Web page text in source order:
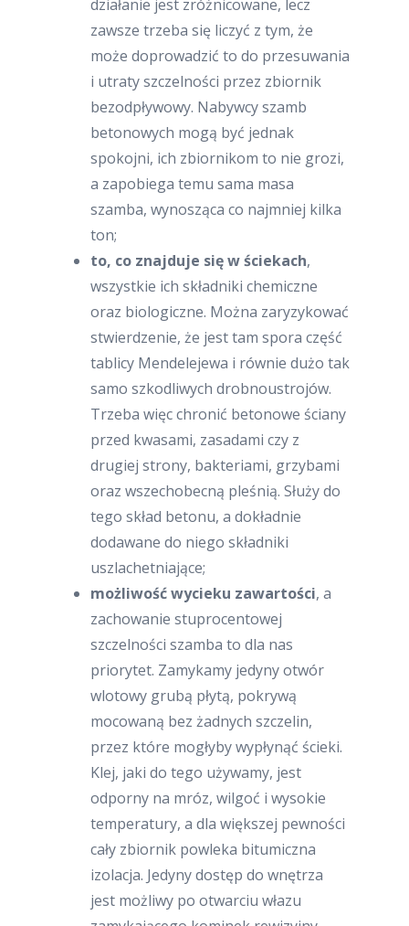
działanie jest zróżnicowane, lecz
zawsze trzeba się liczyć z tym, że
może doprowadzić to do przesuwania
i utraty szczelności przez zbiornik
bezodpływowy. Nabywcy szamb
betonowych mogą być jednak
spokojni, ich zbiornikom to nie grozi,
a zapobiega temu sama masa
szamba, wynosząca co najmniej kilka
ton;
to, co znajduje się w ściekach,
wszystkie ich składniki chemiczne
oraz biologiczne. Można zaryzykować
stwierdzenie, że jest tam spora część
tablicy Mendelejewa i równie dużo tak
samo szkodliwych drobnoustrojów.
Trzeba więc chronić betonowe ściany
przed kwasami, zasadami czy z
drugiej strony, bakteriami, grzybami
oraz wszechobecną pleśnią. Służy do
tego skład betonu, a dokładnie
dodawane do niego składniki
uszlachetniające;
możliwość wycieku zawartości, a
zachowanie stuprocentowej
szczelności szamba to dla nas
priorytet. Zamykamy jedyny otwór
wlotowy grubą płytą, pokrywą
mocowaną bez żadnych szczelin,
przez które mogłyby wypłynąć ścieki.
Klej, jaki do tego używamy, jest
odporny na mróz, wilgoć i wysokie
temperatury, a dla większej pewności
cały zbiornik powleka bitumiczna
izolacja. Jedyny dostęp do wnętrza
jest możliwy po otwarciu włazu